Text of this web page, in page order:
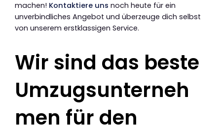
machen! Kontaktiere uns noch heute für ein
unverbindliches Angebot und überzeuge dich selbst
von unserem erstklassigen Service.
Wir sind das beste
Umzugsunterneh
men für den